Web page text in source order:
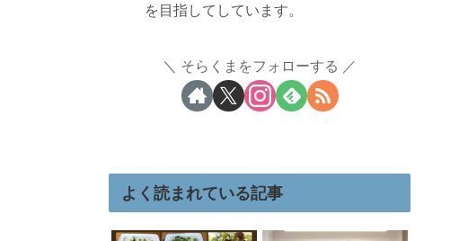
を目指してしています。
そらくまをフォローする
よく読まれている記事